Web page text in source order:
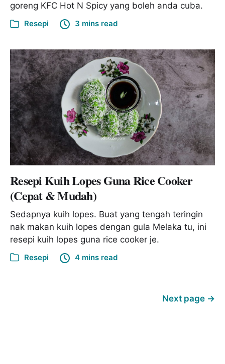
goreng KFC Hot N Spicy yang boleh anda cuba.
Resepi 3 mins read
Resepi Kuih Lopes Guna Rice Cooker
(Cepat & Mudah)
Sedapnya kuih lopes. Buat yang tengah teringin
nak makan kuih lopes dengan gula Melaka tu, ini
resepi kuih lopes guna rice cooker je.
Resepi 4 mins read
Next page →